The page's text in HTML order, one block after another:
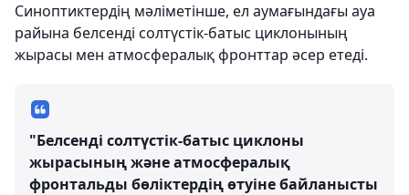
Синоптиктердің мәліметінше, ел аумағындағы ауа
райына белсенді солтүстік-батыс циклонының
жырасы мен атмосфералық фронттар әсер етеді.
"Белсенді солтүстік-батыс циклоны
жырасының және атмосфералық
фронтальды бөліктердің өтуіне байланысты